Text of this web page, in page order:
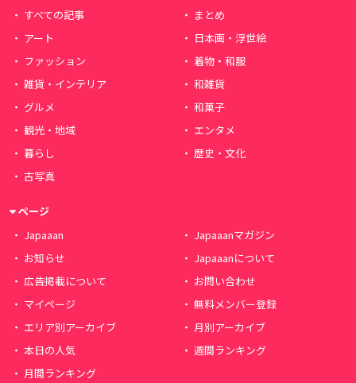
すべての記事
まとめ
アート
日本画・浮世絵
ファッション
着物・和服
雑貨・インテリア
和雑貨
グルメ
和菓子
観光・地域
エンタメ
暮らし
歴史・文化
古写真
ページ
Japaaan
Japaaanマガジン
お知らせ
Japaaanについて
広告掲載について
お問い合わせ
マイページ
無料メンバー登録
エリア別アーカイブ
月別アーカイブ
本日の人気
週間ランキング
月間ランキング